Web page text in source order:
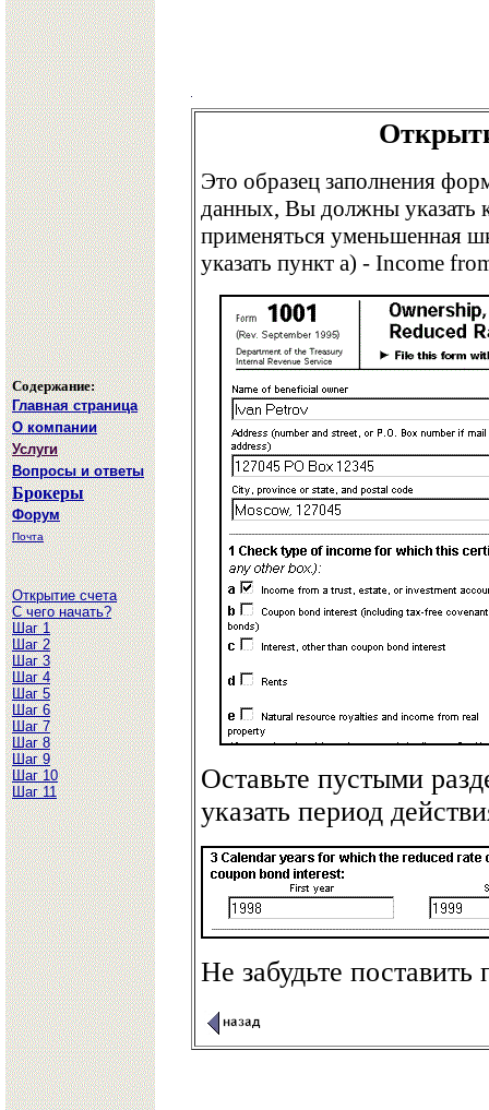
Содержание:
Главная страница
О компании
Услуги
Вопросы и ответы
Брокеры
Форум
Почта
Открытие счета
С чего начать?
Шаг 1
Шаг 2
Шаг 3
Шаг 4
Шаг 5
Шаг 6
Шаг 7
Шаг 8
Шаг 9
Шаг 10
Шаг 11
Это образец заполнения
данных, Вы должны указать
применяться уменьшенная
указать пункт a) - Income
Оставьте пустыми
указать период
Не забудьте поставить